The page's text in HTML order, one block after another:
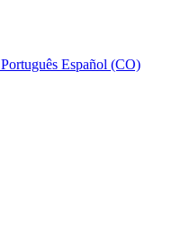
Português Español (CO)